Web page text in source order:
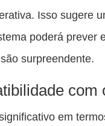
Isso sugere
poderá prever
surpreendente.
com
em